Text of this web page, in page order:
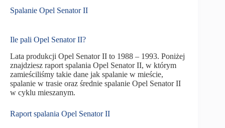
główna
Spalanie Opel Senator II
Ile pali Opel Senator II?
Lata produkcji Opel Senator II to 1988 – 1993. Poniżej
znajdziesz raport spalania Opel Senator II, w którym
zamieściliśmy takie dane jak spalanie w mieście,
spalanie w trasie oraz średnie spalanie Opel Senator II
w cyklu mieszanym.
Raport spalania Opel Senator II